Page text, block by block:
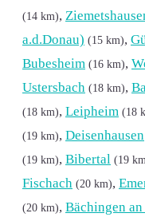
(14 km),
a.d.Donau) (15 km),
Bubesheim (16 km),
Ustersbach (18 km),
(18 km), Leipheim (18
(19 km), Deisenhausen
(19 km), Bibertal (19
Fischach (20 km),
(20 km), Bächingen